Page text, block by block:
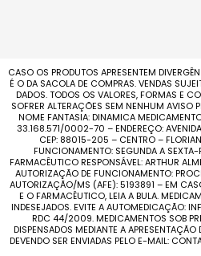
CASO OS PRODUTOS APRESENTEM
É O DA SACOLA DE COMPRAS. VENDAS
DADOS. TODOS OS VALORES, FORMAS E
SOFRER ALTERAÇÕES SEM NENHUM AVISO
NOME FANTASIA: DINAMICA
33.168.571/0002-70 – ENDEREÇO:
CEP: 88015-205 – CENTRO –
FUNCIONAMENTO: SEGUNDA A
FARMACÊUTICO RESPONSÁVEL: ARTHUR
AUTORIZAÇÃO DE FUNCIONAMENTO:
AUTORIZAÇÃO/MS (AFE): 5193891 – EM
E O FARMACÊUTICO, LEIA A BULA.
INDESEJADOS. EVITE A AUTOMEDICAÇÃO:
RDC 44/2009. MEDICAMENTOS SOB
DISPENSADOS MEDIANTE A
DEVENDO SER ENVIADAS PELO E-MAIL: